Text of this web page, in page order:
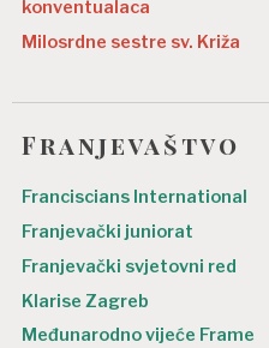
konventualaca
Milosrdne sestre sv. Križa
Franjevaštvo
Franciscians International
Franjevački juniorat
Franjevački svjetovni red
Klarise Zagreb
Međunarodno vijeće Frame